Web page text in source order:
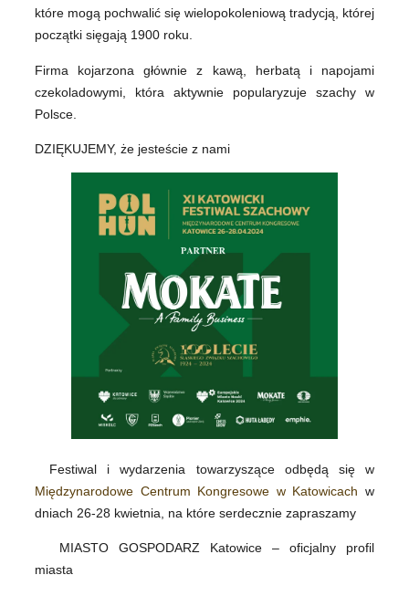
które mogą pochwalić się wielopokoleniową tradycją, której
początki sięgają 1900 roku.
Firma kojarzona głównie z kawą, herbatą i napojami
czekoladowymi, która aktywnie popularyzuje szachy w
Polsce.
DZIĘKUJEMY, że jesteście z nami
Festiwal i wydarzenia towarzyszące odbędą się w
Międzynarodowe Centrum Kongresowe w Katowicach w
dniach 26-28 kwietnia, na które serdecznie zapraszamy
MIASTO GOSPODARZ Katowice – oficjalny profil
miasta